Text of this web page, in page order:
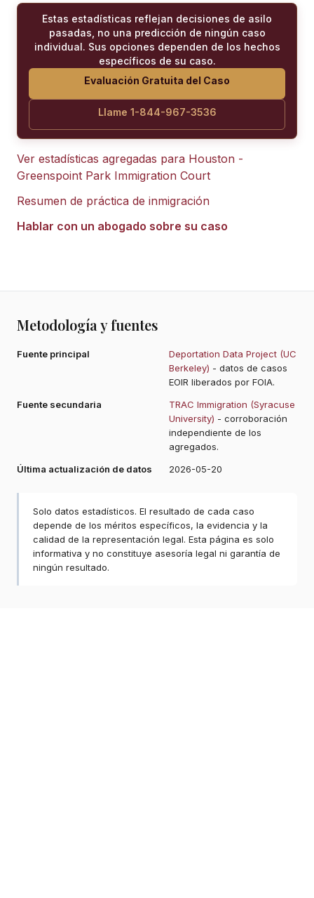
Estas estadísticas reflejan decisiones de asilo
pasadas, no una predicción de ningún caso
individual. Sus opciones dependen de los hechos
específicos de su caso.
Evaluación Gratuita del Caso
Llame 1-844-967-3536
Ver estadísticas agregadas para Houston -
Greenspoint Park Immigration Court
Resumen de práctica de inmigración
Hablar con un abogado sobre su caso
Metodología y fuentes
Fuente principal
Deportation Data Project (UC
Berkeley) - datos de casos
EOIR liberados por FOIA.
Fuente secundaria
TRAC Immigration (Syracuse
University) - corroboración
independiente de los
agregados.
Última actualización de datos
2026-05-20
Solo datos estadísticos. El resultado de cada caso
depende de los méritos específicos, la evidencia y la
calidad de la representación legal. Esta página es solo
informativa y no constituye asesoría legal ni garantía de
ningún resultado.